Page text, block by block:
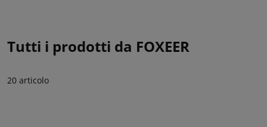
Tutti i prodotti da FOXEER
20 articolo